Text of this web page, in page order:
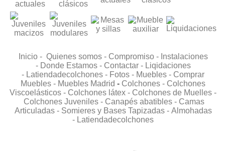
Inicio - Quienes somos - Compromiso - Instalaciones
- Donde Estamos - Contactar - Liqidaciones
- Latiendadecolchones - Fotos - Muebles - Comprar
Muebles - Muebles Madrid - Colchones - Colchones
Viscoelásticos - Colchones látex - Colchones de Muelles -
Colchones Juveniles - Canapés abatibles - Camas
Articuladas - Somieres y Bases Tapizadas - Almohadas
- Latiendadecolchones